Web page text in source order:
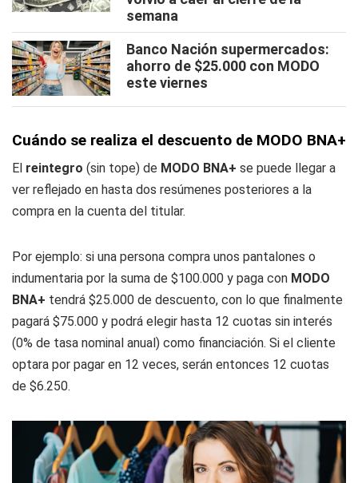
semana
Banco Nación supermercados:
ahorro de $25.000 con MODO
este viernes
Cuándo se realiza el descuento de MODO BNA+
El reintegro (sin tope) de MODO BNA+ se puede llegar a
ver reflejado en hasta dos resúmenes posteriores a la
compra en la cuenta del titular.
Por ejemplo: si una persona compra unos pantalones o
indumentaria por la suma de $100.000 y paga con MODO
BNA+ tendrá $25.000 de descuento, con lo que finalmente
pagará $75.000 y podrá elegir hasta 12 cuotas sin interés
(0% de tasa nominal anual) como financiación. Si el cliente
optara por pagar en 12 veces, serán entonces 12 cuotas
de $6.250.